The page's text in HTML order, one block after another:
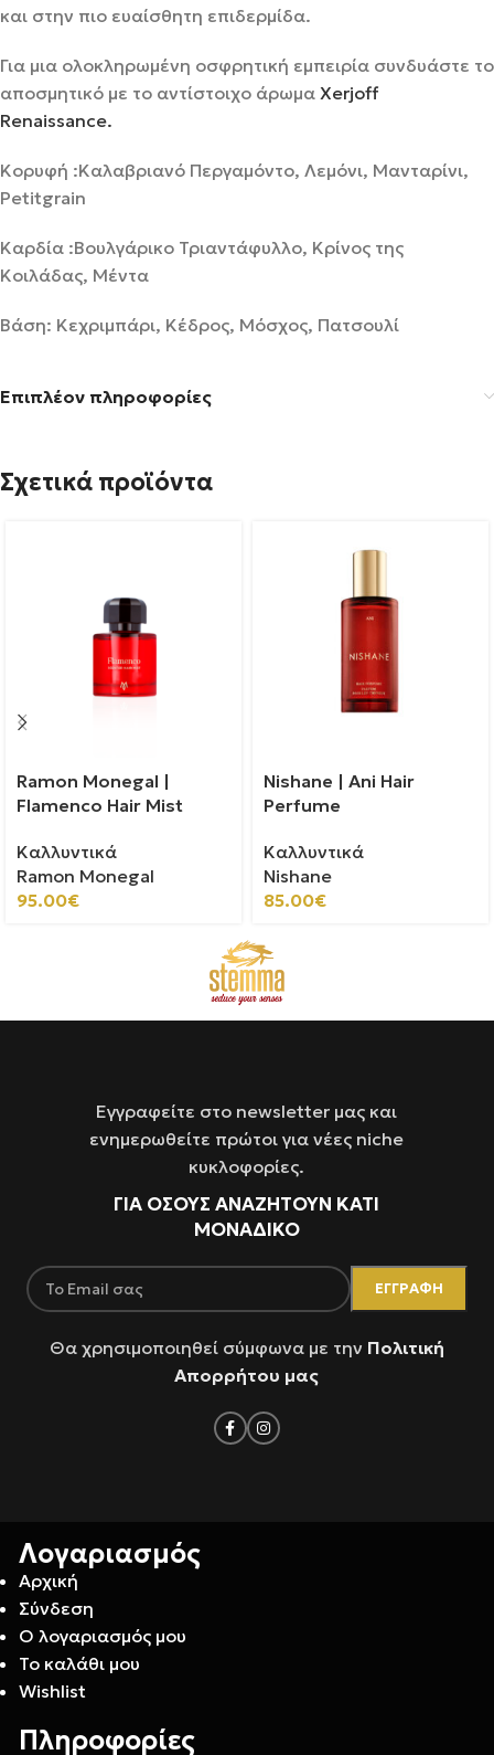
και στην πιο ευαίσθητη επιδερμίδα.
Για μια ολοκληρωμένη οσφρητική εμπειρία συνδυάστε το
αποσμητικό με το αντίστοιχο άρωμα Xerjoff
Renaissance.
Κορυφή :Καλαβριανό Περγαμόντο, Λεμόνι, Μανταρίνι,
Petitgrain
Καρδία :Βουλγάρικο Τριαντάφυλλο, Κρίνος της
Κοιλάδας, Μέντα
Βάση: Κεχριμπάρι, Κέδρος, Μόσχος, Πατσουλί
Επιπλέον πληροφορίες
Σχετικά προϊόντα
Ramon Monegal |
Flamenco Hair Mist
Καλλυντικά
Ramon Monegal
95.00€
Nishane | Ani Hair
Perfume
Καλλυντικά
Nishane
85.00€
Εγγραφείτε στο newsletter μας και
ενημερωθείτε πρώτοι για νέες niche
κυκλοφορίες.
ΓΙΑ ΌΣΟΥΣ ΑΝΑΖΗΤΟΥΝ ΚΑΤΙ
ΜΟΝΑΔΙΚΟ
Θα χρησιμοποιηθεί σύμφωνα με την Πολιτική
Απορρήτου μας
Λογαριασμός
Αρχική
Σύνδεση
Ο λογαριασμός μου
Το καλάθι μου
Wishlist
Πληροφορίες